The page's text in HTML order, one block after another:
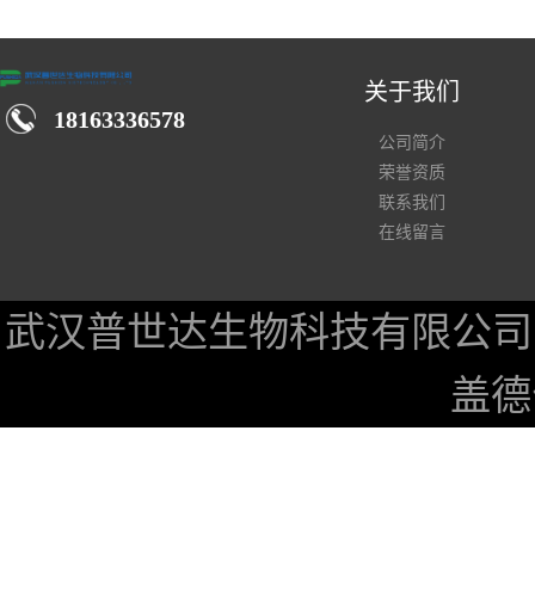
18163336578
关于我们
公司简介
荣誉资质
联系我们
在线留言
武汉普世达生物科技有限公司
盖